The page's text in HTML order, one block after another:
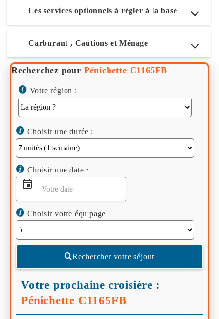
Les services optionnels à régler à la base
Carburant , Cautions et Ménage
Recherchez pour Pénichette C1165FB
Votre région :
Choisir une durée :
Choisir une date :
Choisir votre équipage :
Rechercher votre séjour
Votre prochaine croisière :
Pénichette C1165FB